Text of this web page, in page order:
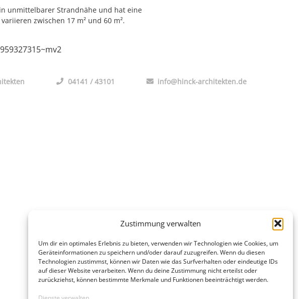
Zustimmung verwalten
Um dir ein optimales Erlebnis zu bieten, verwenden wir Technologien wie Cookies, um
Geräteinformationen zu speichern und/oder darauf zuzugreifen. Wenn du diesen
Technologien zustimmst, können wir Daten wie das Surfverhalten oder eindeutige IDs
auf dieser Website verarbeiten. Wenn du deine Zustimmung nicht erteilst oder
zurückziehst, können bestimmte Merkmale und Funktionen beeinträchtigt werden.
unmittelbarer Strandnähe und hat eine
zwischen 17 m² und 60 m².
04141 / 43101 info@hinck-architekten.de